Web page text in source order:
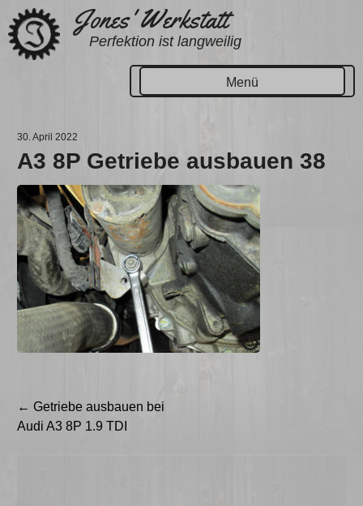
Zum
Inhalt
springen
Jones' Werkstatt
Perfektion ist langweilig
Menü
30. April 2022
A3 8P Getriebe ausbauen 38
Beitragsnavigation
← Getriebe ausbauen bei
Audi A3 8P 1.9 TDI